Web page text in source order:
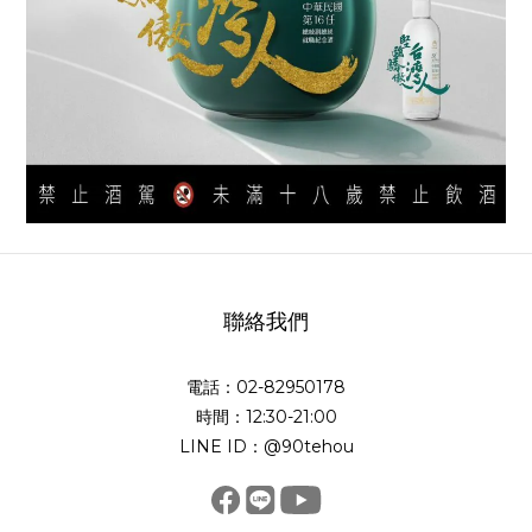
聯絡我們
電話：02-82950178
時間：12:30-21:00
LINE ID：@90tehou